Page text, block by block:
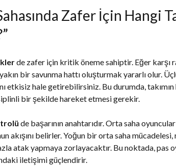
Zafer İçin Hangi
de zafer için kritik öneme sahiptir. Eğer karşı
bir savunma hattı oluşturmak yararlı olur.
etkisiz hale getirebilirsiniz. Bu durumda,
bir şekilde hareket etmesi gerekir.
de başarının anahtarıdır. Orta saha
akışını belirler. Yoğun bir orta saha
atak yapmaya zorlayacaktır. Bu noktada,
iletişimi güçlendirir.